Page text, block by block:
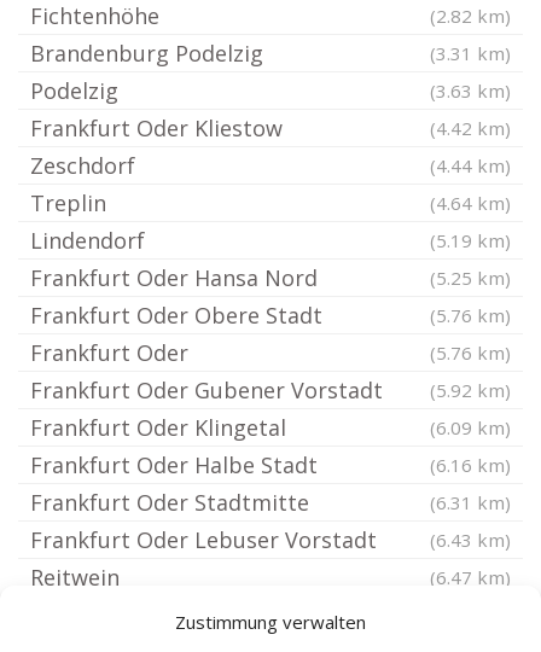
Zustimmung verwalten
Fichtenhöhe (2.82 km)
Brandenburg Podelzig (3.31 km)
Podelzig (3.63 km)
Frankfurt Oder Kliestow (4.42 km)
Zeschdorf (4.44 km)
Treplin (4.64 km)
Lindendorf (5.19 km)
Frankfurt Oder Hansa Nord (5.25 km)
Frankfurt Oder Obere Stadt (5.76 km)
Frankfurt Oder (5.76 km)
Frankfurt Oder Gubener Vorstadt (5.92 km)
Frankfurt Oder Klingetal (6.09 km)
Frankfurt Oder Halbe Stadt (6.16 km)
Frankfurt Oder Stadtmitte (6.31 km)
Frankfurt Oder Lebuser Vorstadt (6.43 km)
Reitwein (6.47 km)
Frankfurt Oder Booßen